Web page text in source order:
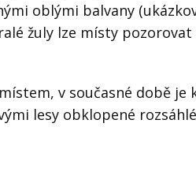
oblými balvany
žuly lze místy
v současné době
lesy obklopené